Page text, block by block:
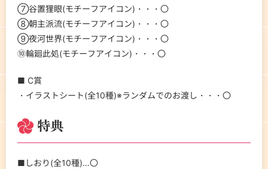
⑦谷置狸眼(モチーフアイコン)・・・〇
⑧朝主派流(モチーフアイコン)・・・〇
⑨夜河世界(モチーフアイコン)・・・〇
⑩輪廻此処(モチーフアイコン)・・・〇
■ C賞
・イラストシート(全10種)※ランダムでのお渡し・・・〇
特典
■しおり(全10種)…〇